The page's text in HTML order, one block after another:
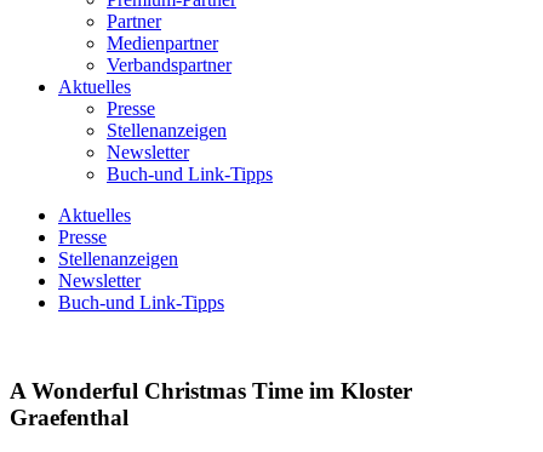
Partner
Medienpartner
Verbandspartner
Aktuelles
Presse
Stellenanzeigen
Newsletter
Buch-und Link-Tipps
Aktuelles
Presse
Stellenanzeigen
Newsletter
Buch-und Link-Tipps
A Wonderful Christmas Time im Kloster
Graefenthal